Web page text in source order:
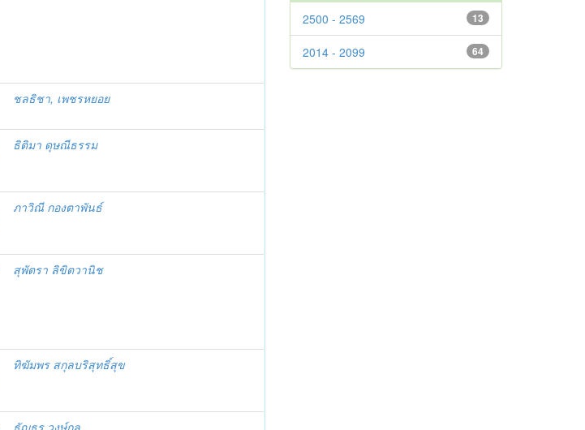
ชลธิชา, เพชรหยอย
ธิติมา ดุษณีธรรม
ภาวิณี กองตาพันธ์
สุพัตรา ลิขิตวานิช
ทิฆัมพร สกุลบริสุทธิ์สุข
ธัญธร วงษ์กุล
13
2500 - 2569
64
2014 - 2099